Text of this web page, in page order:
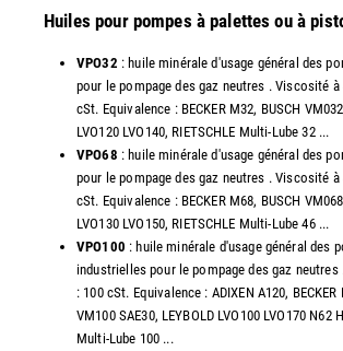
Huiles pour pompes à palettes ou à
VPO32 : huile minérale d'usage général des
pour le pompage des gaz neutres . Viscosité à
cSt. Equivalence : BECKER M32, BUSCH
LVO120 LVO140, RIETSCHLE Multi-Lube 32 ...
VPO68 : huile minérale d'usage général des
pour le pompage des gaz neutres . Viscosité à
cSt. Equivalence : BECKER M68, BUSCH
LVO130 LVO150, RIETSCHLE Multi-Lube 46 ...
VPO100 : huile minérale d'usage général des
industrielles pour le pompage des gaz neutres
: 100 cSt. Equivalence : ADIXEN A120, BECKER
VM100 SAE30, LEYBOLD LVO100 LVO170 N62
Multi-Lube 100 ...